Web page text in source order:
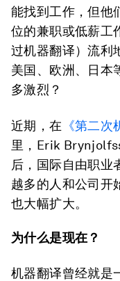
能找到工作，但他
位的兼职或低薪工
过机器翻译）流利
美国、欧洲、日本
多激烈？
近期，在 《第二次
里，Erik
后，国际自由职业
越多的人和公司开
也大幅扩大。
为什么是现在？
机器翻译曾经就是